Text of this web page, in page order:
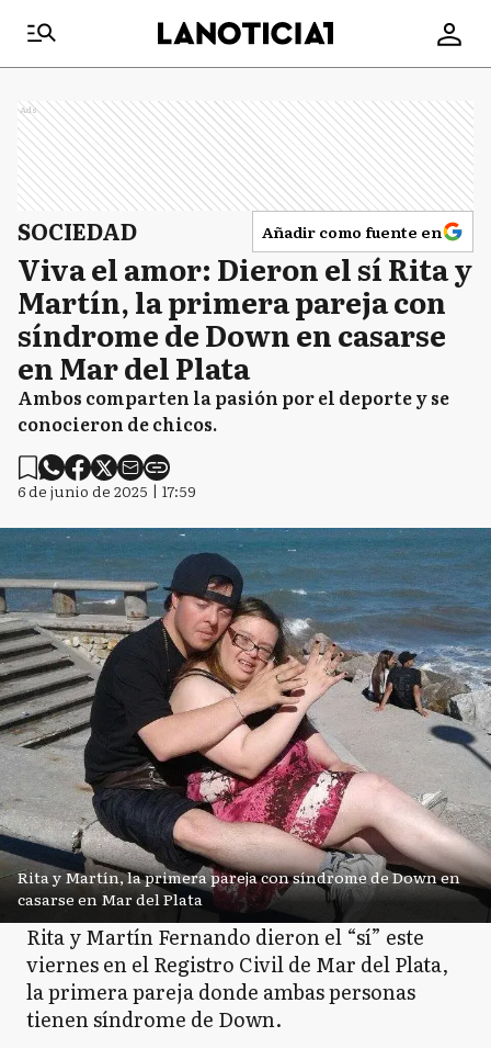
Ads
SOCIEDAD Añadir como fuente en
Viva el amor: Dieron el sí Rita y
Martín, la primera pareja con
síndrome de Down en casarse
en Mar del Plata
Ambos comparten la pasión por el deporte y se
conocieron de chicos.
6 de junio de 2025 | 17:59
Rita y Martín, la primera pareja con síndrome de Down en
casarse en Mar del Plata
Rita y Martín Fernando dieron el “sí” este
viernes en el Registro Civil de Mar del Plata,
la primera pareja donde ambas personas
tienen síndrome de Down.